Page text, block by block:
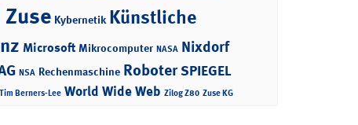
Kybernetik Künstliche
Microsoft Mikrocomputer NASA Nixdorf
NSA Rechenmaschine RoboterSPIEGEL
Tim Berners-Lee World Wide Web Zilog Z80 Zuse KG